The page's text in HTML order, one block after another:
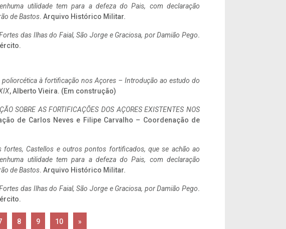
utilidade tem para a defeza do Pais, com declaração
de Bastos. Arquivo Histórico Militar.
das Ilhas do Faial, São Jorge e Graciosa, por Damião Pego.
poliorcética à fortificação nos Açores – Introdução ao estudo do
, Alberto Vieira. (Em construção)
SOBRE AS FORTIFICAÇÕES DOS AÇORES EXISTENTES NOS
de Carlos Neves e Filipe Carvalho – Coordenação de
fortes, Castellos e outros pontos fortificados, que se achão ao
utilidade tem para a defeza do Pais, com declaração
de Bastos. Arquivo Histórico Militar.
das Ilhas do Faial, São Jorge e Graciosa, por Damião Pego.
8 9 10 »